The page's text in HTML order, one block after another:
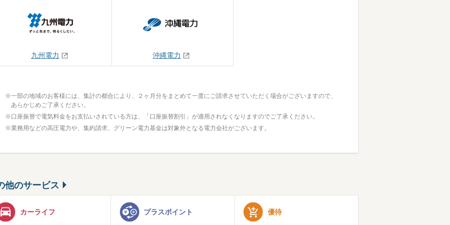
九州電力 沖縄電力
※一部の地域のお客様には、集計の都合により、２ヶ月分をまとめて一度にご請求させていただく場合がございますので、
あらかじめご了承ください。
※口座振替で電気料金をお支払いされている方は、「口座振替割引」が適用されなくなりますのでご了承ください。
※業務用などの高圧電力や、集約請求、グリーン電力基金は対象外となる電力会社がございます。
他のサービス
カーライフ プラスポイント 優待